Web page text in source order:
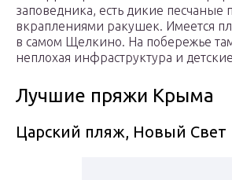
заповедника, есть дикие песчаные
вкраплениями ракушек. Имеется
в самом Щелкино. На побережье
неплохая инфраструктура и
Лучшие пряжи Крыма
Царский пляж, Новый Свет